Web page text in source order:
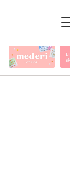
出張授業